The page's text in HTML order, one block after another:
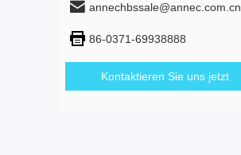
annechbssale@annec.com.cn
86-0371-69938888
Kontaktieren Sie uns jetzt